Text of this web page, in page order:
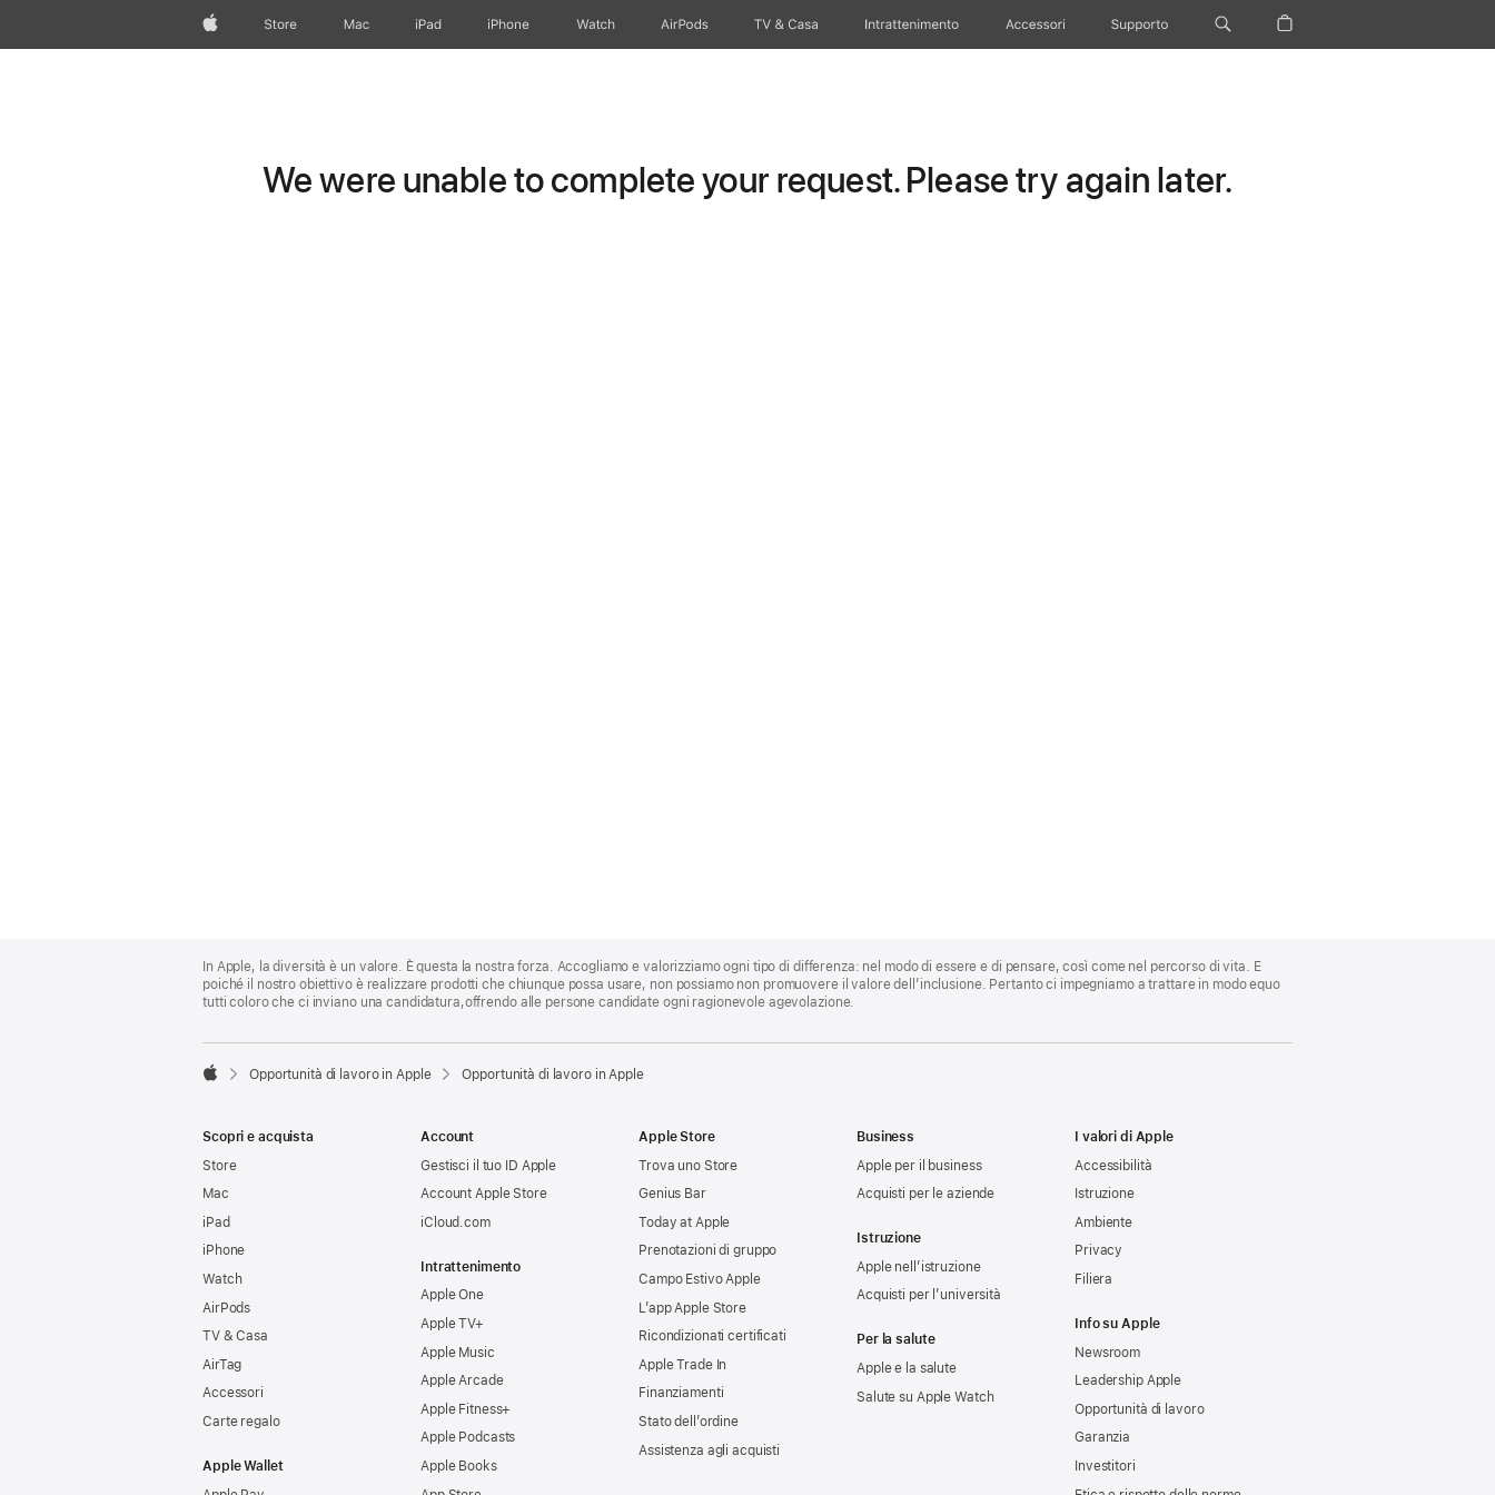
AppleStore Mac iPad iPhone Watch AirPods TV & Casa Intrattenimento Accessori Supporto
We were unable to complete your request. Please try again later.
Footer
In Apple, la diversità è un valore. È questa la nostra forza. Accogliamo e valorizziamo ogni tipo di differenza: nel modo di essere e di pensare, così come nel percorso di vita. E
poiché il nostro obiettivo è realizzare prodotti che chiunque possa usare, non possiamo non promuovere il valore dell’inclusione. Pertanto ci impegniamo a trattare in modo equo
tutti coloro che ci inviano una candidatura,offrendo alle persone candidate ogni ragionevole agevolazione.

Opportunità di lavoro in Apple Opportunità di lavoro in Apple
Scopri e acquista
Store
Mac
iPad
iPhone
Watch
AirPods
TV & Casa
AirTag
Accessori
Carte regalo
Apple Wallet
Account
Gestisci il tuo ID Apple
Account Apple Store
iCloud.com
Intrattenimento
Apple One
Apple TV+
Apple Music
Apple Arcade
Apple Fitness+
Apple Podcasts
Apple Books
Apple Store
Trova uno Store
Genius Bar
Today at Apple
Prenotazioni di gruppo
Campo Estivo Apple
L’app Apple Store
Ricondizionati certificati
Apple Trade In
Finanziamenti
Stato dell’ordine
Assistenza agli acquisti
Business
Apple per il business
Acquisti per le aziende
Istruzione
Apple nell’istruzione
Acquisti per l’università
Per la salute
Apple e la salute
Salute su Apple Watch
I valori di Apple
Accessibilità
Istruzione
Ambiente
Privacy
Filiera
Info su Apple
Newsroom
Leadership Apple
Opportunità di lavoro
Garanzia
Investitori